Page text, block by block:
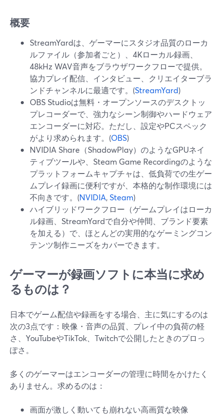
概要
StreamYardは、ゲーマーにスタジオ品質のローカ
ルファイル（参加者ごと）、4Kローカル録画、
48kHz WAV音声をブラウザワークフローで提供。
協力プレイ配信、インタビュー、クリエイターブラ
ンドチャンネルに最適です。(StreamYard)
OBS Studioは無料・オープンソースのデスクトッ
プレコーダーで、強力なシーン制御やハードウェア
エンコーダーに対応。ただし、設定やPCスペック
がより求められます。(OBS)
NVIDIA Share（ShadowPlay）のようなGPUネイ
ティブツールや、Steam Game Recordingのような
プラットフォームキャプチャは、低負荷での生ゲー
ムプレイ録画に便利ですが、本格的な制作環境には
不向きです。(NVIDIA,Steam)
ハイブリッドワークフロー（ゲームプレイはローカ
ル録画、StreamYardで自分や仲間、ブランド要素
を加える）で、ほとんどの実用的なゲーミングコン
テンツ制作ニーズをカバーできます。
ゲーマーが録画ソフトに本当に求め
るものは？
日本でゲーム配信や録画をする場合、主に気にするのは
次の3点です：映像・音声の品質、プレイ中の負荷の軽
さ、YouTubeやTikTok、Twitchで公開したときのプロっ
ぽさ。
多くのゲーマーはエンコーダーの管理に時間をかけたく
ありません。求めるのは：
画面が激しく動いても崩れない高画質な映像